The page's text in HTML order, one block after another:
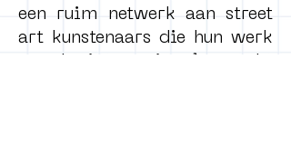
een ruim netwerk aan street
art kunstenaars die hun werk